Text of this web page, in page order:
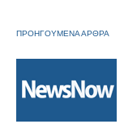
ΠΡΟΗΓΟΥΜΕΝΑ ΑΡΘΡΑ